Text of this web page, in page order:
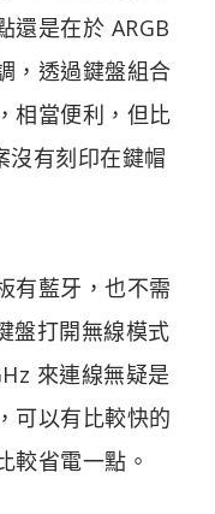
還是在於 ARGB
，透過鍵盤組合
相當便利，但比
沒有刻印在鍵帽
有藍牙，也不需
盤打開無線模式
來連線無疑是
可以有比較快的
較省電一點。